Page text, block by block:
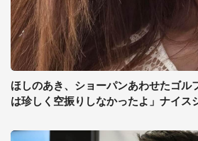
ほしのあき、ショーパンあわせたゴル
は珍しく空振りしなかったよ」ナイス